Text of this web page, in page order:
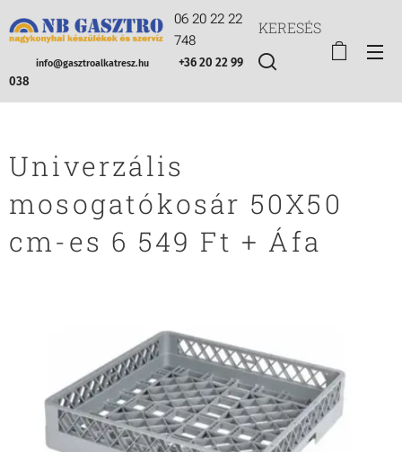
06 20 22 22
748
info@gasztroalkatresz.hu
+36 20 22 99
038
KERESÉS
Univerzális
mosogatókosár 50X50
cm-es 6 549 Ft + Áfa
50x50 cm ipari mosogatókosár